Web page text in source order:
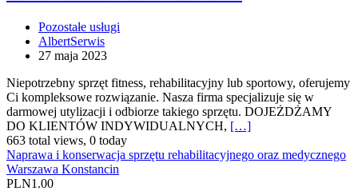
Pozostałe usługi
AlbertSerwis
27 maja 2023
Niepotrzebny sprzęt fitness, rehabilitacyjny lub sportowy, oferujemy
Ci kompleksowe rozwiązanie. Nasza firma specjalizuje się w
darmowej utylizacji i odbiorze takiego sprzętu. DOJEŻDŻAMY
DO KLIENTÓW INDYWIDUALNYCH, […]
663 total views, 0 today
Naprawa i konserwacja sprzętu rehabilitacyjnego oraz medycznego
Warszawa Konstancin
PLN1.00